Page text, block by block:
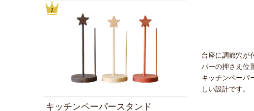
キッチンペーパースタンド
台座に調節穴が
パーの押さえ位
キッチンペーパ
しい設計です。